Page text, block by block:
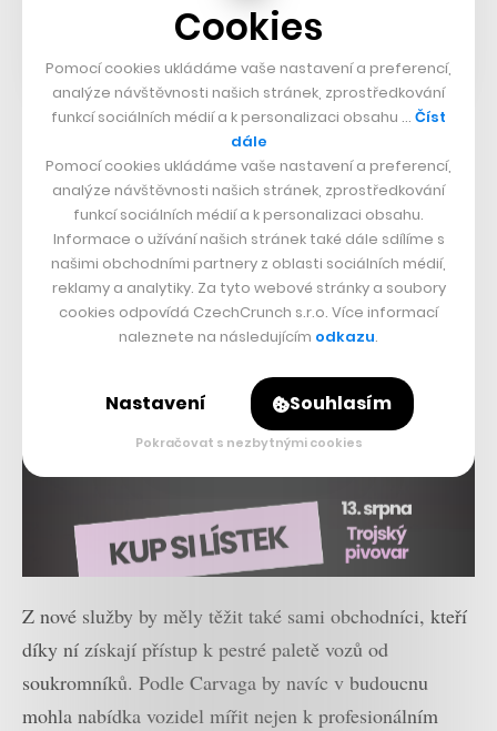
Z nové služby by měly těžit také sami obchodníci, kteří
díky ní získají přístup k pestré paletě vozů od
soukromníků. Podle Carvaga by navíc v budoucnu
mohla nabídka vozidel mířit nejen k profesionálním
Cookies
Pomocí cookies ukládáme vaše nastavení a preferencí,
analýze návštěvnosti našich stránek, zprostředkování
funkcí sociálních médií a k personalizaci obsahu … Číst
dále
Pomocí cookies ukládáme vaše nastavení a preferencí,
analýze návštěvnosti našich stránek, zprostředkování
funkcí sociálních médií a k personalizaci obsahu.
Informace o užívání našich stránek také dále sdílíme s
našimi obchodními partnery z oblasti sociálních médií,
reklamy a analytiky. Za tyto webové stránky a soubory
cookies odpovídá CzechCrunch s.r.o. Více informací
naleznete na následujícím odkazu.
Nastavení Souhlasím
Pokračovat s nezbytnými cookies